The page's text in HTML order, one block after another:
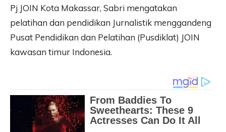
Pj JOIN Kota Makassar, Sabri mengatakan
pelatihan dan pendidikan Jurnalistik menggandeng
Pusat Pendidikan dan Pelatihan (Pusdiklat) JOIN
kawasan timur Indonesia.